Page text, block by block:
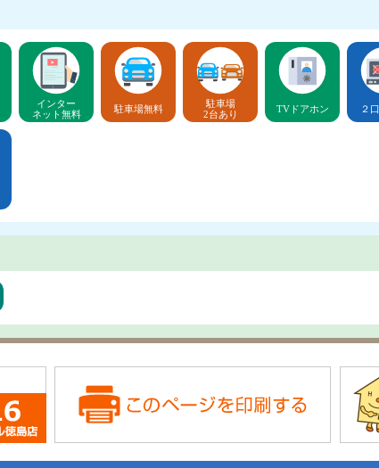
インター
ネット無料
駐車場無料
駐車場
2台あり
TVドアホン ２